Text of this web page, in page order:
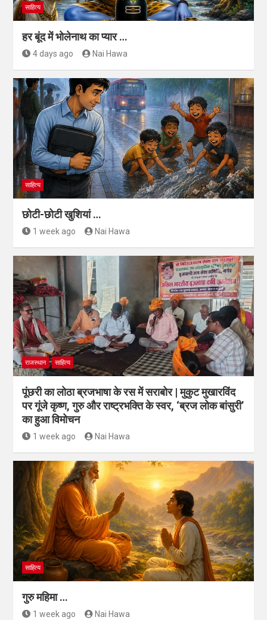
साहित्य
हर बूंद में भोलेनाथ का प्यार …
4 days ago Nai Hawa
साहित्य
छोटी-छोटी खुशियां …
1 week ago Nai Hawa
राजस्थान साहित्य
पूंछरी का लोठा ब्रजभाषा के रस में सराबोर | मुकुट मुखारविंद
पर गूंजे कृष्ण, गुरु और राष्ट्रभक्ति के स्वर, ‘ब्रज लोक बांसुरी’
का हुआ विमोचन
1 week ago Nai Hawa
साहित्य
गुरु महिमा …
1 week ago Nai Hawa